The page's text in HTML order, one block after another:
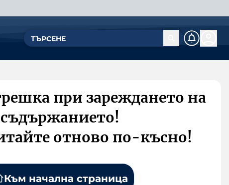
при зареждането на
съдържанието!
отново по-късно!
Към начална страница